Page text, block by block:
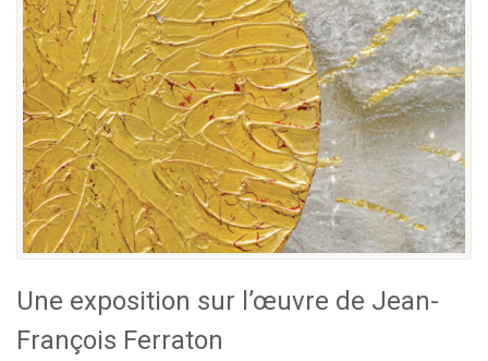
Une exposition sur l’œuvre de Jean-
François Ferraton